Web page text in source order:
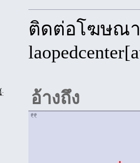
:
ติดต่อโฆษณา
อ้างถึง